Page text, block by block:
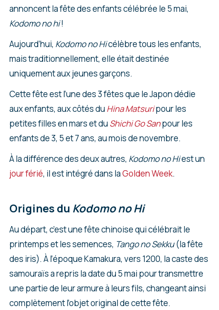
annoncent la fête des enfants célébrée le 5 mai,
Kodomo no hi!
Aujourd’hui, Kodomo no Hicélèbre tous les enfants,
mais traditionnellement, elle était destinée
uniquement aux jeunes garçons.
Cette fête est l’une des 3 fêtes que le Japon dédie
aux enfants, aux côtés du Hina Matsuripour les
petites filles en mars et du Shichi Go Sanpour les
enfants de 3, 5 et 7 ans, au mois de novembre.
À la différence des deux autres, Kodomo no Hiest un
jour férié, il est intégré dans laGolden Week.
Origines du Kodomo no Hi
Au départ, c’est une fête chinoise qui célébrait le
printemps et les semences, Tango no Sekku(la fête
des iris). À l’époque Kamakura, vers 1200, la caste des
samouraïs a repris la date du 5 mai pour transmettre
une partie de leur armure à leurs fils, changeant ainsi
complètement l’objet original de cette fête.